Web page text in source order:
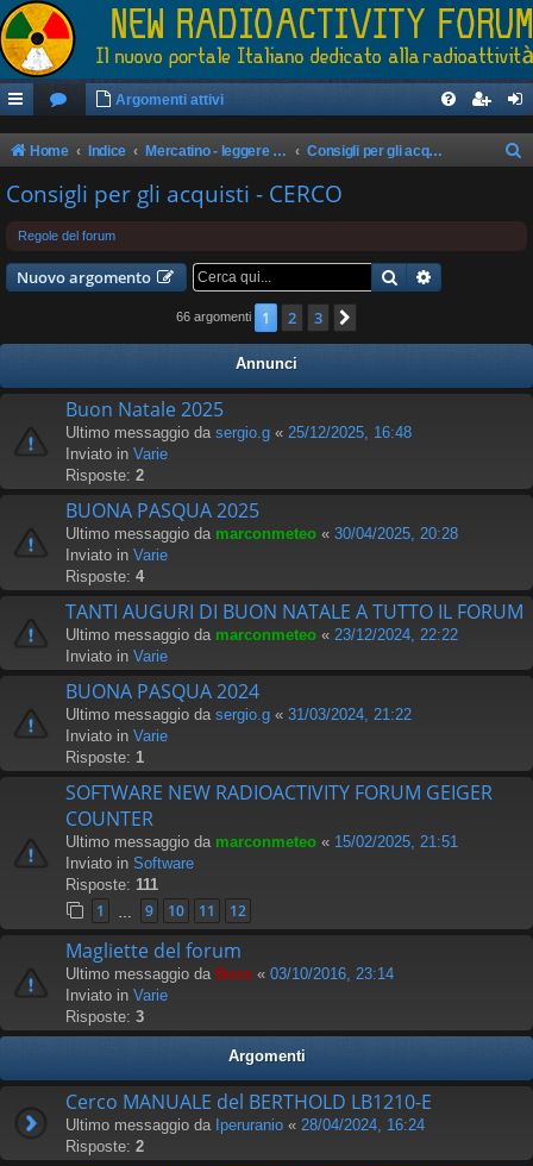
Argomenti attivi
Home Indice Mercatino - leggere il regolamento prima di postare Consigli per gli acquisti - CERCO
Consigli per gli acquisti - CERCO
Regole del forum
Nuovo argomento Cerca
66 argomenti 1 2 3
Annunci
Buon Natale 2025
Ultimo messaggio da sergio.g « 25/12/2025, 16:48
Inviato in Varie
Risposte: 2
BUONA PASQUA 2025
Ultimo messaggio da marconmeteo « 30/04/2025, 20:28
Inviato in Varie
Risposte: 4
TANTI AUGURI DI BUON NATALE A TUTTO IL FORUM
Ultimo messaggio da marconmeteo « 23/12/2024, 22:22
Inviato in Varie
BUONA PASQUA 2024
Ultimo messaggio da sergio.g « 31/03/2024, 21:22
Inviato in Varie
Risposte: 1
SOFTWARE NEW RADIOACTIVITY FORUM GEIGER
COUNTER
Ultimo messaggio da marconmeteo « 15/02/2025, 21:51
Inviato in Software
Risposte: 111
1 9 10 11 12
Magliette del forum
Ultimo messaggio da Boss « 03/10/2016, 23:14
Inviato in Varie
Risposte: 3
Argomenti
Cerco MANUALE del BERTHOLD LB1210-E
Ultimo messaggio da Iperuranio « 28/04/2024, 16:24
Risposte: 2